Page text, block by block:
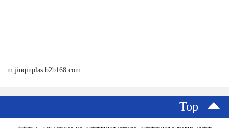
m.jinqinplas.b2b168.com
Top